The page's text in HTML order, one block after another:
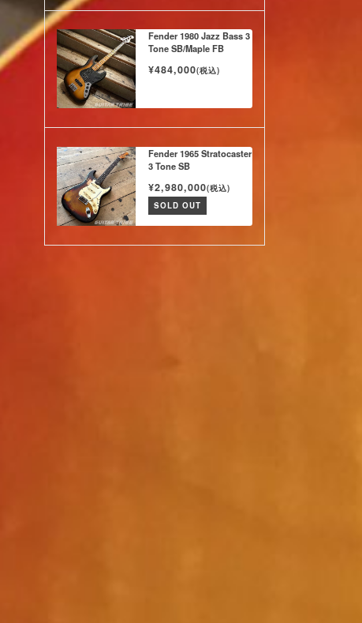
Fender 1980 Jazz Bass 3
Tone SB/Maple FB
¥484,000(税込)
Fender 1965 Stratocaster
3 Tone SB
¥2,980,000(税込)
SOLD OUT